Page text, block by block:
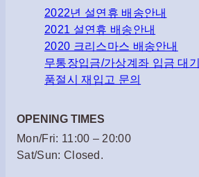
2022년 설연휴 배송안내
2021 설연휴 배송안내
2020 크리스마스 배송안내
무통장입금/가상계좌 입금 대
품절시 재입고 문의
OPENING TIMES
Mon/Fri: 11:00 – 20:00
Sat/Sun: Closed.